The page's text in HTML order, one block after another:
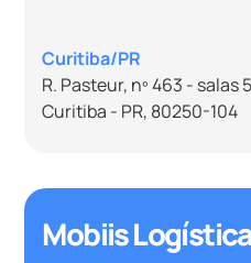
Mobiis
Curitiba/PR
R. Pasteur, nº 463 - salas
Curitiba - PR, 80250-104